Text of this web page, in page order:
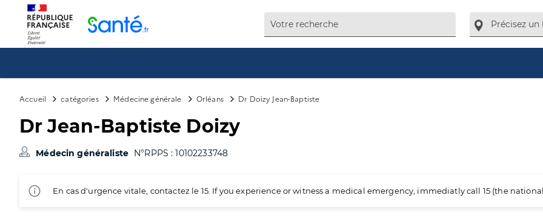
Accueil catégories Médecine générale Orléans Dr Doizy Jean-Baptiste
Dr Jean-Baptiste Doizy
Médecin généraliste N°RPPS : 10102233748
En cas d'urgence vitale, contactez le 15. If you experience or witness a medical emergency, immediatly call 15 (the
Panneau de gestion des cookies